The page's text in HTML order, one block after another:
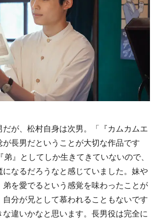
が、松村自身は次男。「『カムカムエ
が長男だということが大切な作品です
』としてしか生きてきていないので、
なるだろうなと感じていました。妹や
を愛でるという感覚を味わったことが
分が兄として慕われることもないです
な違いかなと思います。長男役は完全に